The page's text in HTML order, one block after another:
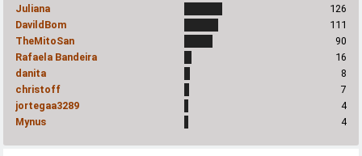
Juliana
126
DavildBom
111
TheMitoSan
90
Rafaela Bandeira
16
danita
8
christoff
7
jortegaa3289
4
Mynus
4